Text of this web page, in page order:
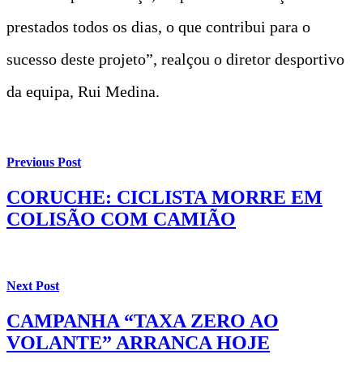
prestados todos os dias, o que contribui para o
sucesso deste projeto”, realçou o diretor desportivo
da equipa, Rui Medina.
Previous Post
CORUCHE: CICLISTA MORRE EM
COLISÃO COM CAMIÃO
Next Post
CAMPANHA “TAXA ZERO AO
VOLANTE” ARRANCA HOJE